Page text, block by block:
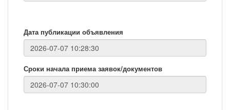
Дата публикации объявления
Сроки начала приема заявок/документов